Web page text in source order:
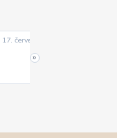
17. července
»